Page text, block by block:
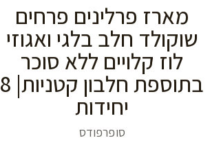
מארז פרלינים פרחים
שוקולד חלב בלגי ואגוזי
לוז קלויים ללא סוכר
בתוספת חלבון קטניות| 8
יחידות
סופרפודס